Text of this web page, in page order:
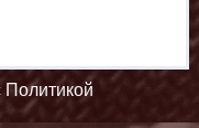
Политикой